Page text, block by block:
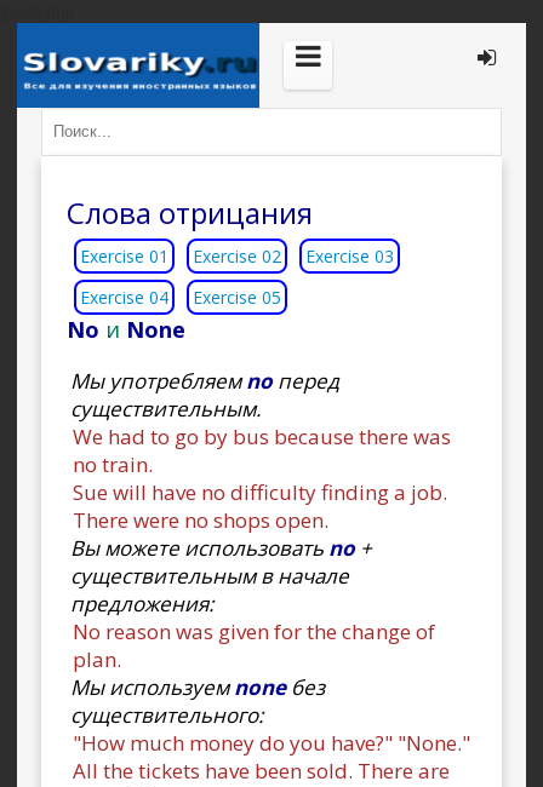
Слова отрицания
Exercise 01 Exercise 02
Exercise 03
Exercise 04
Exercise 05
No и None
Мы употребляемnoперед
существительным.
We had to go by bus because there was
no train.
Sue will have no difficulty finding a job.
There were no shops open.
Вы можете использовать no+
существительным в начале
предложения:
No reason was given for the change of
plan.
Мы используемnoneбез
существительного:
"How much money do you have?" "None."
All the tickets have been sold. There are